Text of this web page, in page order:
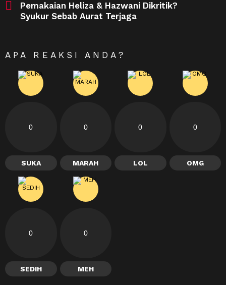
Pemakaian Heliza & Hazwani Dikritik?
Syukur Sebab Aurat Terjaga
APA REAKSI ANDA?
0
SUKA
0
MARAH
0
LOL
0
OMG
0
SEDIH
0
MEH